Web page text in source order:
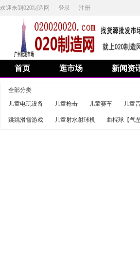
欢迎来到020制造网 登录 注册
首页 逛市场 新闻资
全部分类
儿童电玩设备
儿童枪击 儿童赛车 儿童
跳跳滑雪游戏 儿童射水射球机 曲棍球【气